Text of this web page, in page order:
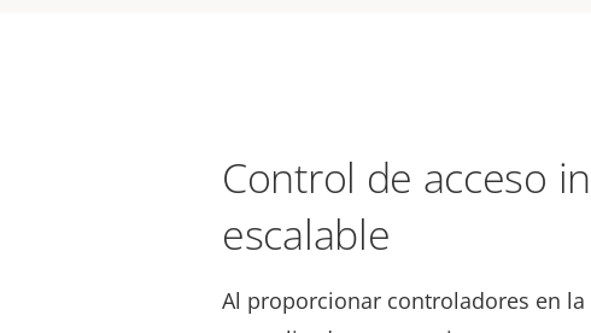
Control de acceso
escalable
Al proporcionar controladores en la